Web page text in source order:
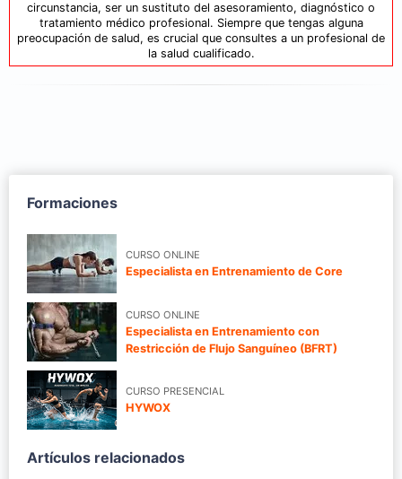
circunstancia, ser un sustituto del asesoramiento, diagnóstico o
tratamiento médico profesional. Siempre que tengas alguna
preocupación de salud, es crucial que consultes a un profesional de
la salud cualificado.
Formaciones
CURSO ONLINE
Especialista en Entrenamiento de Core
CURSO ONLINE
Especialista en Entrenamiento con
Restricción de Flujo Sanguíneo (BFRT)
CURSO PRESENCIAL
HYWOX
Artículos relacionados